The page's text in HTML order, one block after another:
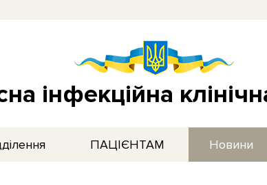
інфекційна
ПАЦІЄНТАМ Новини